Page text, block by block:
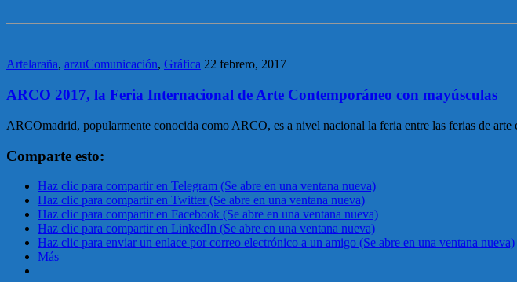
Artelaraña, arzuComunicación, Gráfica 22 febrero, 2017
ARCO 2017, la Feria Internacional de Arte Contemporáneo con mayúsculas
ARCOmadrid, popularmente conocida como ARCO, es a nivel nacional la feria entre las ferias de
Comparte esto:
Haz clic para compartir en Telegram (Se abre en una ventana nueva)
Haz clic para compartir en Twitter (Se abre en una ventana nueva)
Haz clic para compartir en Facebook (Se abre en una ventana nueva)
Haz clic para compartir en LinkedIn (Se abre en una ventana nueva)
Haz clic para enviar un enlace por correo electrónico a un amigo (Se abre en una ventana nueva)
Más